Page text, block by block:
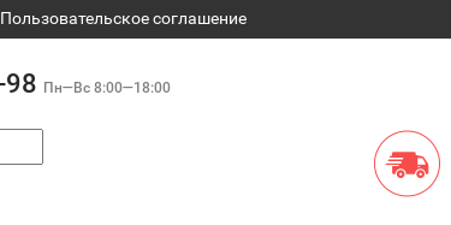
​Пользовательское соглашение
98 Пн—Вс 8:00—18:00